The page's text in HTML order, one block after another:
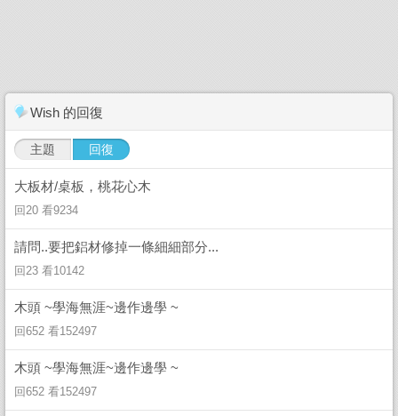
Wish 的回復
主題 回復
大板材/桌板，桃花心木
回20 看9234
請問..要把鋁材修掉一條細細部分...
回23 看10142
木頭 ~學海無涯~邊作邊學 ~
回652 看152497
木頭 ~學海無涯~邊作邊學 ~
回652 看152497